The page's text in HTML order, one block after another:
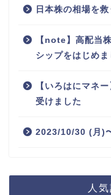
日本株の相場を
【note】高配当
シップをはじめま
【いろはにマネ
受けました
2023/10/30 (月)
人